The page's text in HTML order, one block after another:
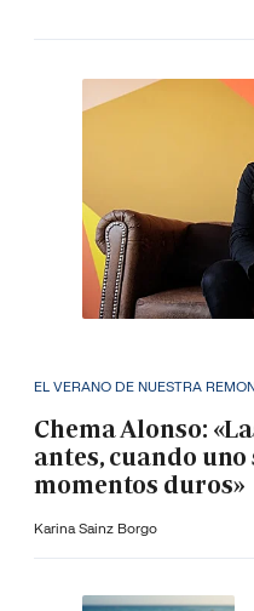
EL VERANO DE NUESTRA
Chema Alonso:
antes, cuando
momentos duros»
Karina Sainz Borgo